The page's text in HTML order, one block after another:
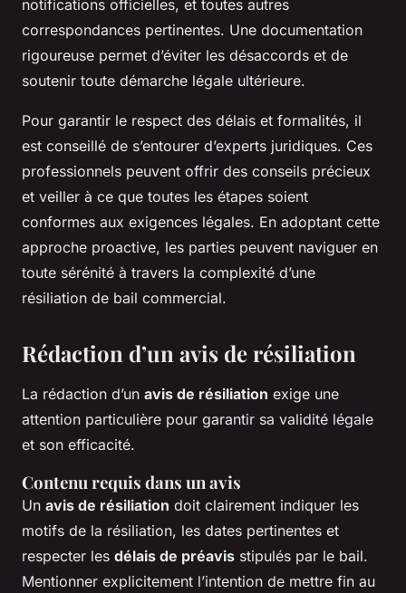
notifications officielles, et toutes autres
correspondances pertinentes. Une documentation
rigoureuse permet d’éviter les désaccords et de
soutenir toute démarche légale ultérieure.
Pour garantir le respect des délais et formalités, il
est conseillé de s’entourer d’experts juridiques. Ces
professionnels peuvent offrir des conseils précieux
et veiller à ce que toutes les étapes soient
conformes aux exigences légales. En adoptant cette
approche proactive, les parties peuvent naviguer en
toute sérénité à travers la complexité d’une
résiliation de bail commercial.
Rédaction d’un avis de résiliation
La rédaction d’un avis de résiliation exige une
attention particulière pour garantir sa validité légale
et son efficacité.
Contenu requis dans un avis
Un avis de résiliation doit clairement indiquer les
motifs de la résiliation, les dates pertinentes et
respecter les délais de préavis stipulés par le bail.
Mentionner explicitement l’intention de mettre fin au